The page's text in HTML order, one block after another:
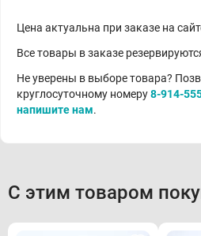
Цена актуальна при заказе на
Все товары в заказе
Не уверены в выборе товара?
круглосуточному номеру8-914-
напишите нам.
С этим товаром